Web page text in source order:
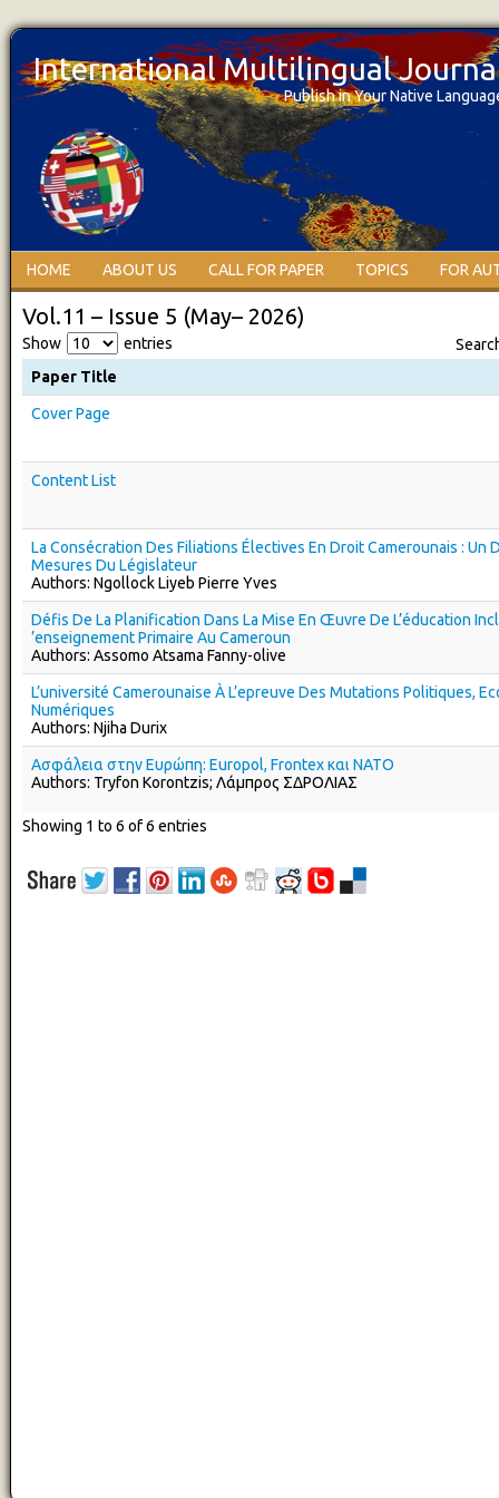
International Multilingual
Publish in Your Native
HOME ABOUT US CALL FOR PAPER TOPICS FOR
Vol.11 – Issue 5 (May– 2026)
Show entries
Paper Title
Cover Page
Content List
La Consécration Des Filiations Électives En Droit Camerounais : Un
Mesures Du Législateur
Authors: Ngollock Liyeb Pierre Yves
Défis De La Planification Dans La Mise En Œuvre De L’éducation
’enseignement Primaire Au Cameroun
Authors: Assomo Atsama Fanny-olive
L’université Camerounaise À L’epreuve Des Mutations Politiques,
Numériques
Authors: Njiha Durix
Ασφάλεια στην Ευρώπη: Europol, Frontex και NATO
Authors: Tryfon Korontzis; Λάμπρος ΣΔΡΟΛΙΑΣ
Showing 1 to 6 of 6 entries